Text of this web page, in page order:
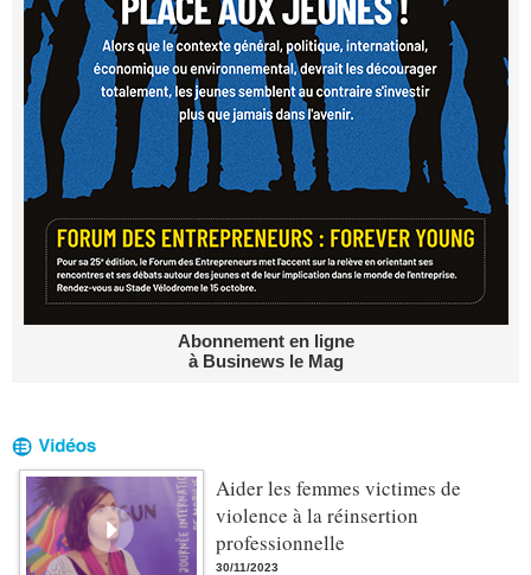
Abonnement en ligne
à Businews le Mag
Aider les femmes victimes de
violence à la réinsertion
professionnelle
30/11/2023